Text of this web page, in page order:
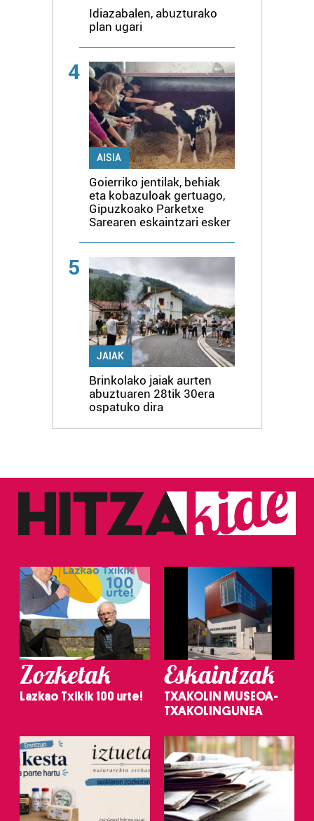
Idiazabalen, abuzturako
plan ugari
4
AISIA
Goierriko jentilak, behiak
eta kobazuloak gertuago,
Gipuzkoako Parketxe
Sarearen eskaintzari esker
5
JAIAK
Brinkolako jaiak aurten
abuztuaren 28tik 30era
ospatuko dira
Zozketak
Lazkao Txikik 100 urte!
Eskaintzak
TXAKOLIN MUSEOA-
TXAKOLINGUNEA